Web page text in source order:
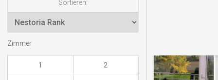
Sortieren:
Zimmer
1 2